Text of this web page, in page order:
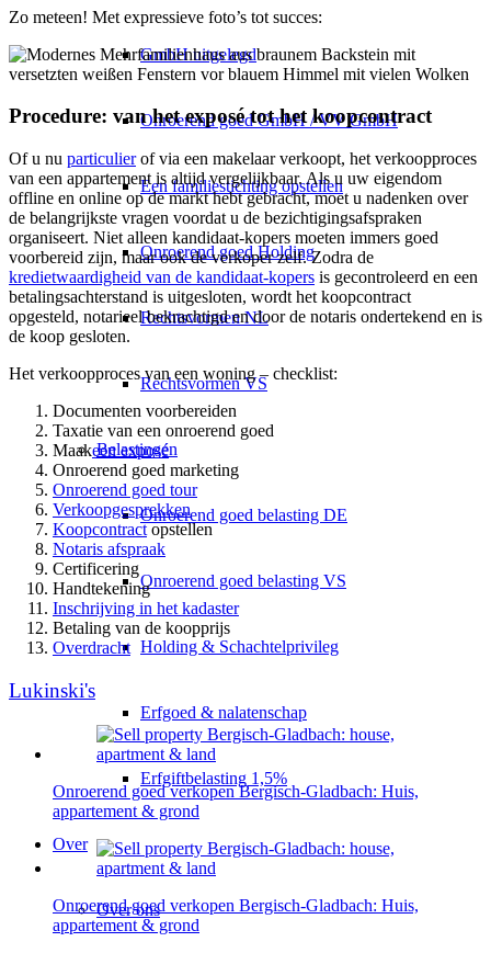
GmbH uitgelegd
Onroerend goed GmbH / VV GmbH
Een familiestichting opstellen
Onroerend goed Holding
Rechtsvormen NL
Rechtsvormen VS
Belastingen
Onroerend goed belasting DE
Onroerend goed belasting VS
Holding & Schachtelprivileg
Erfgoed & nalatenschap
Erfgiftbelasting 1,5%
Over
Over ons
Zo meteen! Met expressieve foto’s tot succes:
Procedure: van het exposé tot het koopcontract
Of u nu particulierof via een makelaar verkoopt, het verkoopproces
van een appartement is altijd vergelijkbaar. Als u uw eigendom
offline en online op de markt hebt gebracht, moet u nadenken over
de belangrijkste vragen voordat u de bezichtigingsafspraken
organiseert. Niet alleen kandidaat-kopers moeten immers goed
voorbereid zijn, maar ook de verkoper zelf. Zodra de
kredietwaardigheid van de kandidaat-kopers is gecontroleerd en een
betalingsachterstand is uitgesloten, wordt het koopcontract
opgesteld, notarieel bekrachtigd en door de notaris ondertekend en is
de koop gesloten.
Het verkoopproces van een woning – checklist:
Documenten voorbereiden
Taxatie van een onroerend goed
Maakeen exposé
Onroerend goed marketing
Onroerend goed tour
Verkoopgesprekken
Koopcontractopstellen
Notaris afspraak
Certificering
Handtekening
Inschrijving in het kadaster
Betaling van de koopprijs
Overdracht
Lukinski's
Onroerend goed verkopen Bergisch-Gladbach: Huis,
appartement & grond
Onroerend goed verkopen Bergisch-Gladbach: Huis,
appartement & grond